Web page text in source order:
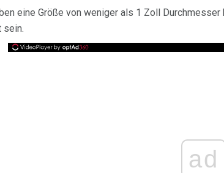
eine Größe von weniger als 1 Zoll
sein.
ad